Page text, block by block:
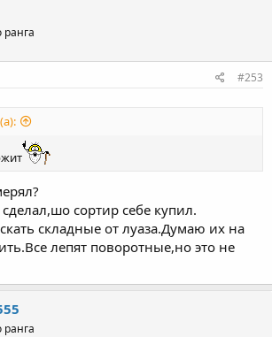
ранга
#253
сортир себе купил.
складные от луаза.Думаю их на
лепят поворотные,но это не
ранга